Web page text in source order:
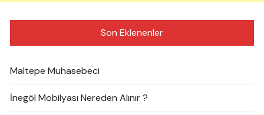
Son Eklenenler
Maltepe Muhasebeci
İnegöl Mobilyası Nereden Alınır ?